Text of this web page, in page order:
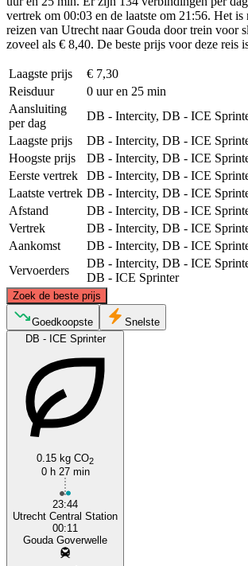
vertrek om 00:03 en de laatste om 21:56. Het
reizen van Utrecht naar Gouda door trein voor
zoveel als € 8,40. De beste prijs voor deze reis
Laagste prijs
€ 7,30
Reisduur
0 uur en 25 min
Aansluiting
per dag
DB - Intercity, DB - ICE
Laagste prijs
DB - Intercity, DB - ICE
Hoogste prijs
DB - Intercity, DB - ICE
Eerste vertrek
DB - Intercity, DB - ICE
Laatste vertrek DB - Intercity, DB - ICE
Afstand
DB - Intercity, DB - ICE
Vertrek
DB - Intercity, DB - ICE
Aankomst
DB - Intercity, DB - ICE
Vervoerders
DB - Intercity, DB - ICE
DB - ICE Sprinter
Zoek de beste prijs
Gouda
Goedkoopste
Snelste
DB - ICE Sprinter
0.15 kg CO2
0 h 27 min
23:44
Utrecht Central Station
00:11
Gouda Goverwelle